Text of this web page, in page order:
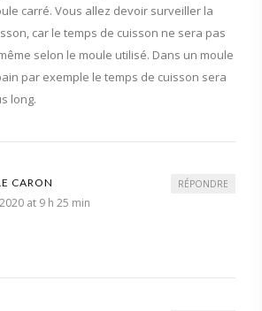
carré. Vous allez devoir surveiller la
car le temps de cuisson ne sera pas
selon le moule utilisé. Dans un moule
par exemple le temps de cuisson sera
long.
CARON
at 9 h 25 min
RÉPONDRE